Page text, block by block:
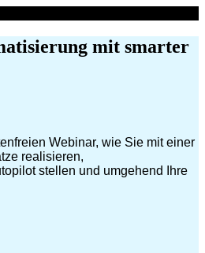
mit smarter
Webinar, wie Sie mit einer
realisieren,
stellen und umgehend Ihre